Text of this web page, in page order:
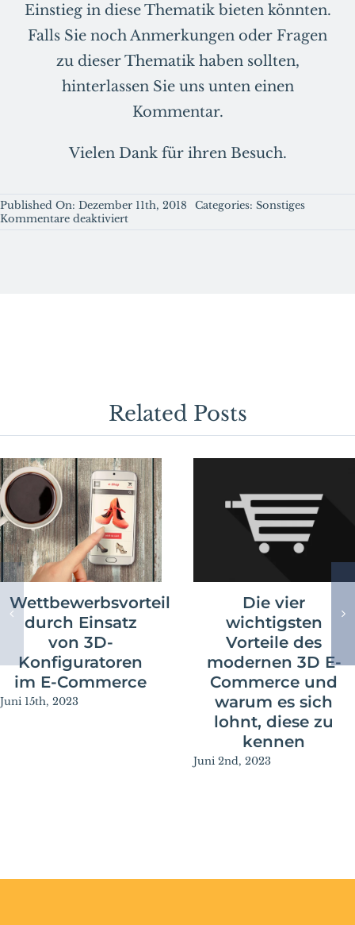
Einstieg in diese Thematik bieten könnten.
Falls Sie noch Anmerkungen oder Fragen
zu dieser Thematik haben sollten,
hinterlassen Sie uns unten einen
Kommentar.
Vielen Dank für ihren Besuch.
Published On: Dezember 11th, 2018 Categories: Sonstiges
Kommentare deaktiviertfür
Related Posts
Wettbewerbsvorteil
durch Einsatz
von 3D-
Konfiguratoren
im E-Commerce
Juni 15th, 2023
Die vier
wichtigsten
Vorteile des
modernen 3D E-
Commerce und
warum es sich
lohnt, diese zu
kennen
Juni 2nd, 2023